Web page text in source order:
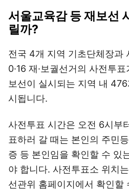
서울교육감 등 재보선
릴까?
전국 4개 지역 기초단체장과
0·16 재·보궐선거의 사전투
보선이 실시되는 지역 내
시됩니다.
사전투표 시간은 오전 6시부
표하러 갈 때는 본인의 주민
증 등 본인임을 확인할 수 있
야 합니다. 사전투표소 위치
선관위 홈페이지에서 확인할